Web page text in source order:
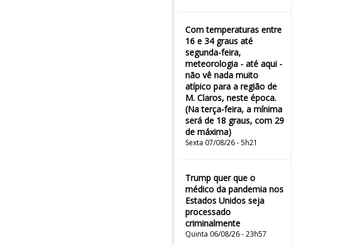
Com temperaturas entre
16 e 34 graus até
segunda-feira,
meteorologia - até aqui -
não vê nada muito
atípico para a região de
M. Claros, neste época.
(Na terça-feira, a mínima
será de 18 graus, com 29
de máxima)
Sexta 07/08/26 - 5h21
Trump quer que o
médico da pandemia nos
Estados Unidos seja
processado
criminalmente
Quinta 06/08/26 - 23h57